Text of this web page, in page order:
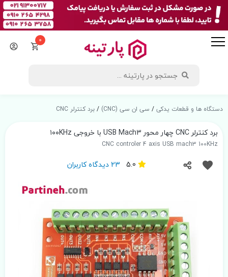
0
دستگاه ها و قطعات یدکی/ سی ان سی (CNC) /برد کنترلر CNC
برد کنترلر CNC چهار محور USB Mach3 با خروجی ۱۰۰KHz
CNC controler 4 axis USB mach3 100KHz
23 دیدگاه کاربران